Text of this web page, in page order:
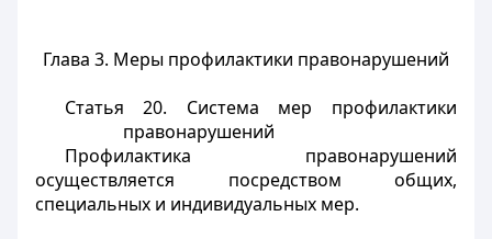
Глава 3. Меры профилактики правонарушений
Статья 20. Система мер профилактики
правонарушений
Профилактика правонарушений
осуществляется посредством общих,
специальных и индивидуальных мер.